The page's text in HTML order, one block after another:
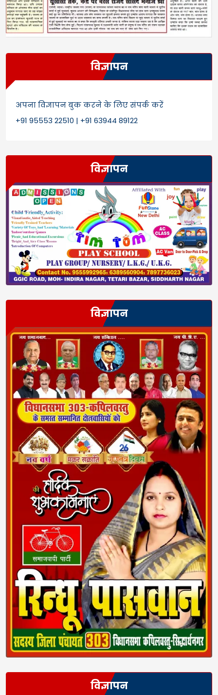
विज्ञापन
अपना विज्ञापन बुक करने के लिए संपर्क करें
+91 95553 22510 | +91 63944 89122
विज्ञापन
विज्ञापन
विज्ञापन